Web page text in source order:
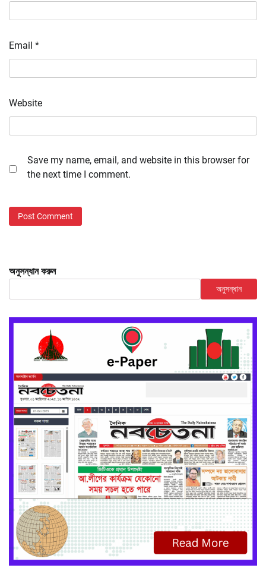
Email *
Website
Save my name, email, and website in this browser for
the next time I comment.
অনুসন্ধান করুন
অনুসন্ধান